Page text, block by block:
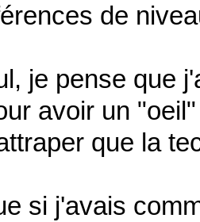
de
je pense que
avoir un
que la
si j'avais